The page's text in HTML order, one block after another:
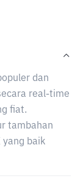
dan
real-time
fiat.
tambahan
baik